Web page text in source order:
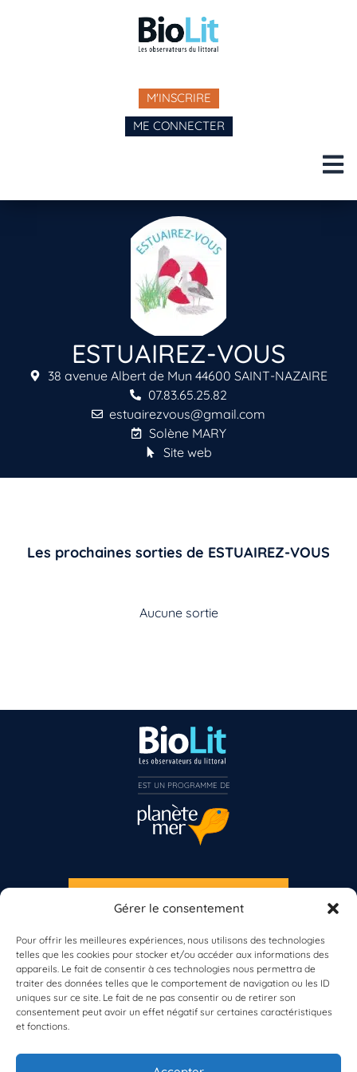
Gérer le consentement
Pour offrir les meilleures expériences, nous utilisons des technologies
telles que les cookies pour stocker et/ou accéder aux informations des
appareils. Le fait de consentir à ces technologies nous permettra de
traiter des données telles que le comportement de navigation ou les ID
uniques sur ce site. Le fait de ne pas consentir ou de retirer son
consentement peut avoir un effet négatif sur certaines caractéristiques
et fonctions.
M'INSCRIRE
ME CONNECTER
ESTUAIREZ-VOUS
38 avenue Albert de Mun 44600 SAINT-NAZAIRE
07.83.65.25.82
estuairezvous@gmail.com
Solène MARY
Site web
Les prochaines sorties de ESTUAIREZ-VOUS
Aucune sortie
À propos de BioLit
S'INSCRIRE À LA NEWSLETTER
Inscrivez-vous dès maintenant